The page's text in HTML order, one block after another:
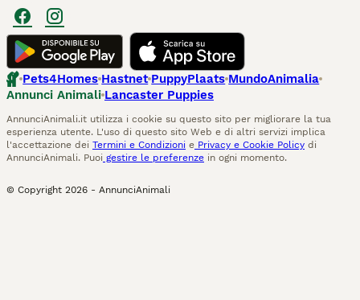
Pets4Homes Hastnet PuppyPlaats MundoAnimalia
Annunci Animali Lancaster Puppies
AnnunciAnimali.it utilizza i cookie su questo sito per migliorare la tua
esperienza utente. L'uso di questo sito Web e di altri servizi implica
l'accettazione dei Termini e Condizioni e Privacy e Cookie Policy di
AnnunciAnimali. Puoi gestire le preferenze in ogni momento.
© Copyright 2026 - AnnunciAnimali